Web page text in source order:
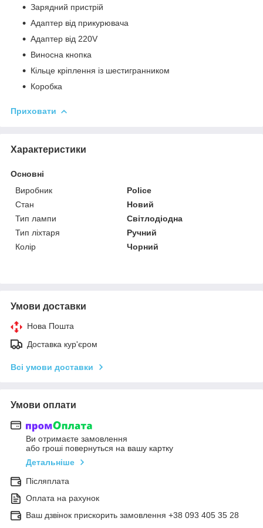
Зарядний пристрій
Адаптер від прикурювача
Адаптер від 220V
Виносна кнопка
Кільце кріплення із шестигранником
Коробка
Приховати
Характеристики
Основні
Виробник
Police
Стан
Новий
Тип лампи
Світлодіодна
Тип ліхтаря
Ручний
Колір
Чорний
Умови доставки
Нова Пошта
Доставка кур'єром
Всі умови доставки
Умови оплати
Ви отримаєте замовлення
або гроші повернуться на вашу картку
Детальніше
Післяплата
Оплата на рахунок
Ваш дзвінок прискорить замовлення +38 093 405 35 28